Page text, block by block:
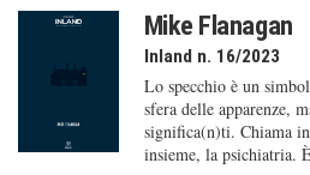
Mike Flanagan
Inland n. 16/2023
Lo specchio è un
sfera delle apparenze,
significa(n)ti. Chiama
insieme, la psichiatria.